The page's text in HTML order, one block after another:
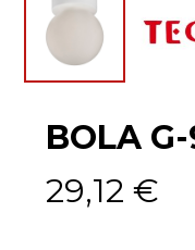
BOLA
29,12 €